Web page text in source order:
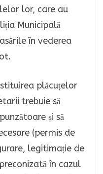
lor, care au
Municipală
în vederea
plăcuțelor
trebuie să
și să
(permis de
legitimație de
în cazul